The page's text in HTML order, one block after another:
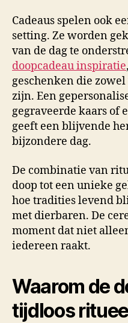
Cadeaus spelen ook
setting. Ze worden
van de dag te
doopcadeau inspiratie
geschenken die
zijn. Een
gegraveerde kaars of
geeft een blijvende
bijzondere dag.
De combinatie van
doop tot een unieke
hoe tradities levend
met dierbaren. De
moment dat niet
iedereen raakt.
Waarom de
tijdloos